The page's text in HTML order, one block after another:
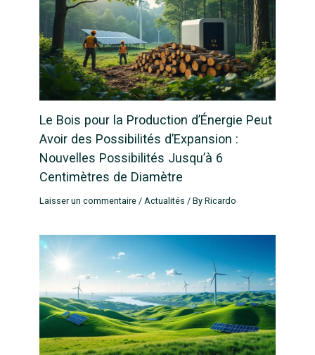
Le Bois pour la Production d’Énergie Peut
Avoir des Possibilités d’Expansion :
Nouvelles Possibilités Jusqu’à 6
Centimètres de Diamètre
Laisser un commentaire /Actualités / ByRicardo